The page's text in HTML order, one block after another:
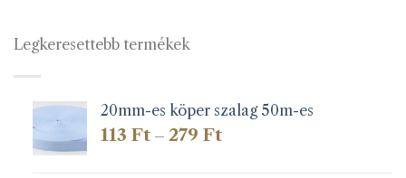
Legkeresettebb termékek
20mm-es köper szalag 50m-es
113 Ft – 279 FtÁrtartomány: